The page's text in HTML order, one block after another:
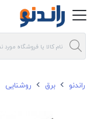
راندنو برق روشنایی